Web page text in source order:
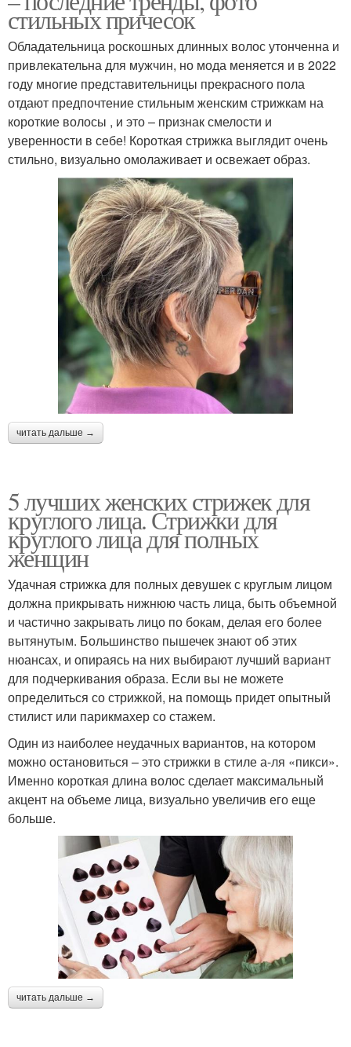
стильных причесок
Обладательница роскошных длинных волос утонченна и
привлекательна для мужчин, но мода меняется и в 2022
году многие представительницы прекрасного пола
отдают предпочтение стильным женским стрижкам на
короткие волосы , и это – признак смелости и
уверенности в себе! Короткая стрижка выглядит очень
стильно, визуально омолаживает и освежает образ.
читать дальше →
5 лучших женских стрижек для
круглого лица. Стрижки для
круглого лица для полных
женщин
Удачная стрижка для полных девушек с круглым лицом
должна прикрывать нижнюю часть лица, быть объемной
и частично закрывать лицо по бокам, делая его более
вытянутым. Большинство пышечек знают об этих
нюансах, и опираясь на них выбирают лучший вариант
для подчеркивания образа. Если вы не можете
определиться со стрижкой, на помощь придет опытный
стилист или парикмахер со стажем.
Один из наиболее неудачных вариантов, на котором
можно остановиться – это стрижки в стиле а-ля «пикси».
Именно короткая длина волос сделает максимальный
акцент на объеме лица, визуально увеличив его еще
больше.
читать дальше →